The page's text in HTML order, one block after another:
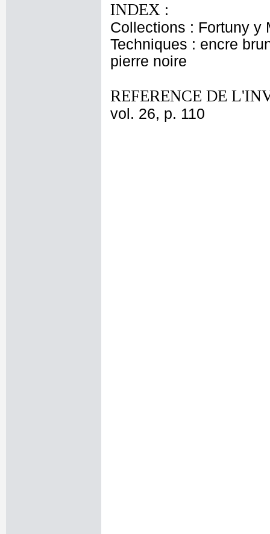
INDEX :
Collections : Fortuny y
Techniques : encre
pierre noire
REFERENCE DE
vol. 26, p. 110